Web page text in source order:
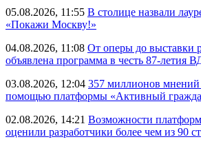
05.08.2026, 11:55 В столице назвали
«Покажи Москву!»
04.08.2026, 11:08 От оперы до выставки
объявлена программа в честь 87-летия
03.08.2026, 12:04 357 миллионов мнений
помощью платформы «Активный
02.08.2026, 14:21 Возможности
оценили разработчики более чем из 90